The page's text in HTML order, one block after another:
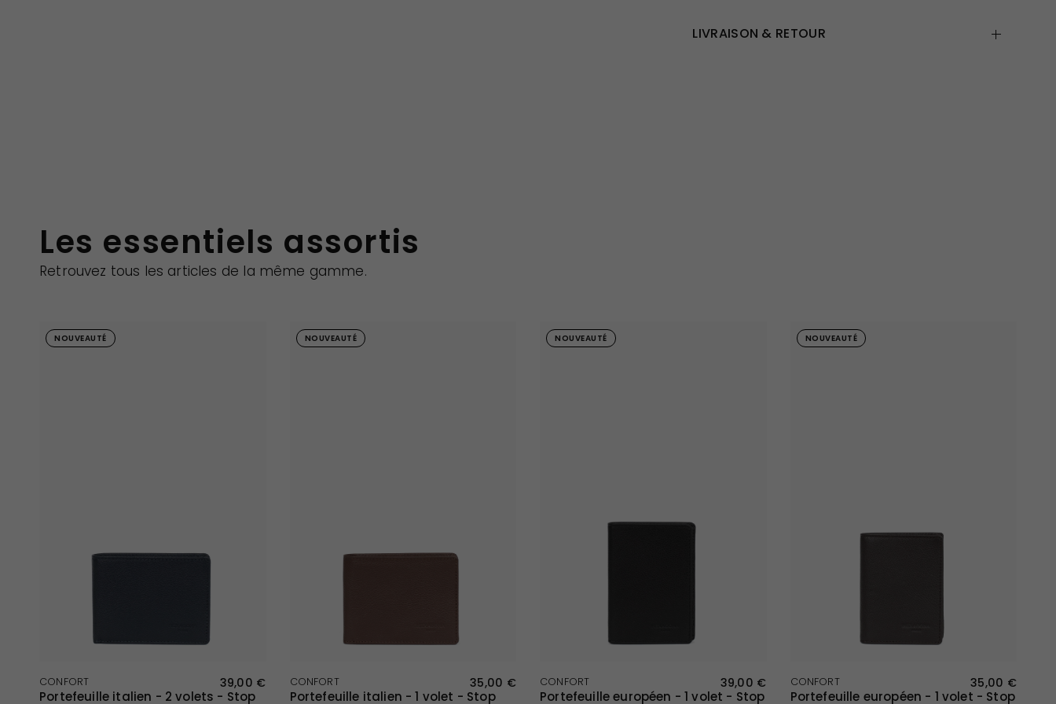
LIVRAISON & RETOUR
Les essentiels assortis
Retrouvez tous les articles de la même gamme.
NOUVEAUTÉ
CONFORT 39,00 €
Portefeuille italien - 2 volets - Stop
NOUVEAUTÉ
CONFORT 35,00 €
Portefeuille italien - 1 volet - Stop
NOUVEAUTÉ
CONFORT 39,00 €
Portefeuille européen - 1 volet - Stop
NOUVEAUTÉ
CONFORT 35,00 €
Portefeuille européen - 1 volet - Stop